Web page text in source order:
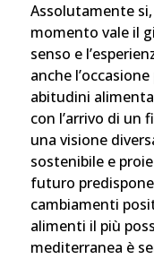
Assolutamente
momento vale il
senso e
anche
abitudini
con l’arrivo di un
una visione
sostenibile e
futuro
cambiamenti
alimenti il più
mediterranea è